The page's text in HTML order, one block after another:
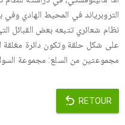
التروبرياند في المحيط الهادي
نظام شعائري تتبعه بعض القبائل
على شكل حلقة وتكون دائرة مغلقة
مجموعتين من السلع: مجموعة
RETOUR